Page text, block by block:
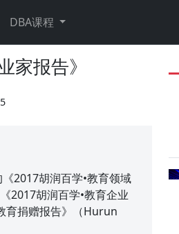
DBA课程
家报告》
2017胡润百学•教育领域
2017胡润百学•教育企业
育捐赠报告》（Hurun